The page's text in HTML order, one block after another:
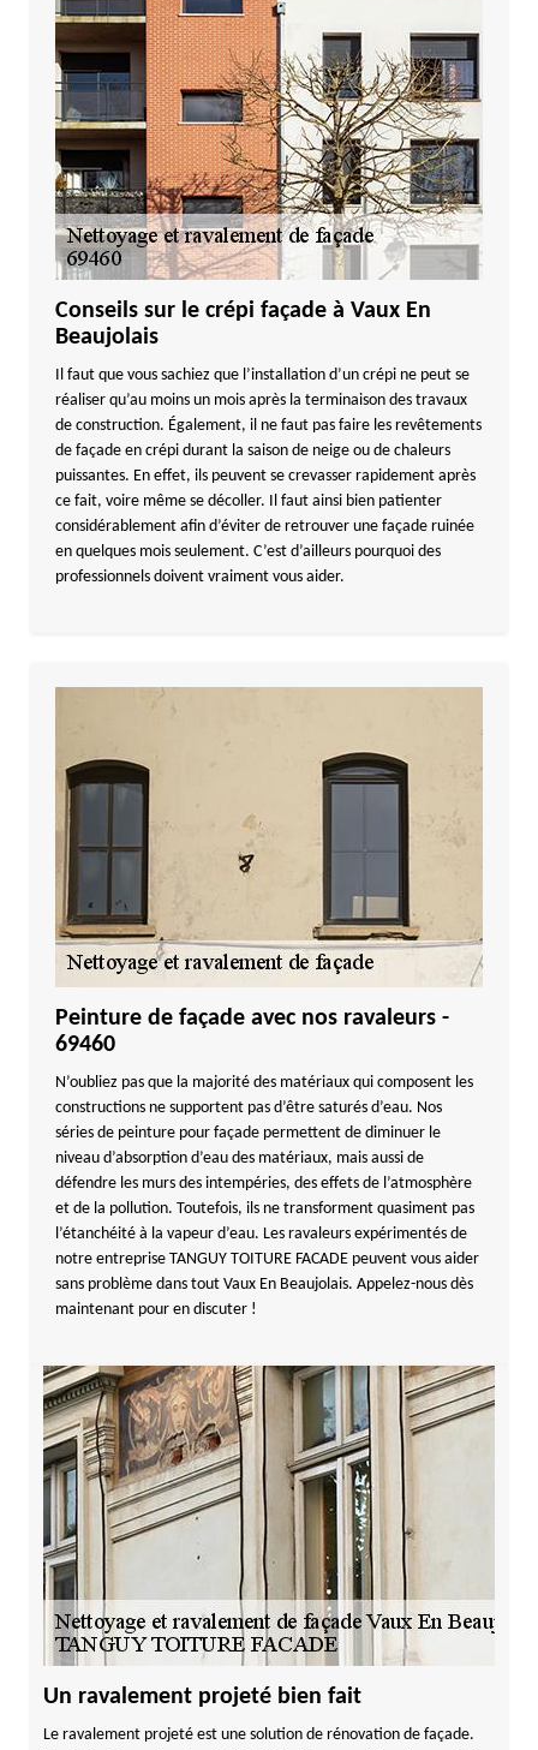
Conseils sur le crépi façade à Vaux En
Beaujolais
Il faut que vous sachiez que l’installation d’un crépi ne peut se
réaliser qu’au moins un mois après la terminaison des travaux
de construction. Également, il ne faut pas faire les revêtements
de façade en crépi durant la saison de neige ou de chaleurs
puissantes. En effet, ils peuvent se crevasser rapidement après
ce fait, voire même se décoller. Il faut ainsi bien patienter
considérablement afin d’éviter de retrouver une façade ruinée
en quelques mois seulement. C’est d’ailleurs pourquoi des
professionnels doivent vraiment vous aider.
Peinture de façade avec nos ravaleurs -
69460
N’oubliez pas que la majorité des matériaux qui composent les
constructions ne supportent pas d’être saturés d’eau. Nos
séries de peinture pour façade permettent de diminuer le
niveau d’absorption d’eau des matériaux, mais aussi de
défendre les murs des intempéries, des effets de l’atmosphère
et de la pollution. Toutefois, ils ne transforment quasiment pas
l’étanchéité à la vapeur d’eau. Les ravaleurs expérimentés de
notre entreprise TANGUY TOITURE FACADE peuvent vous aider
sans problème dans tout Vaux En Beaujolais. Appelez-nous dès
maintenant pour en discuter !
Un ravalement projeté bien fait
Le ravalement projeté est une solution de rénovation de façade.